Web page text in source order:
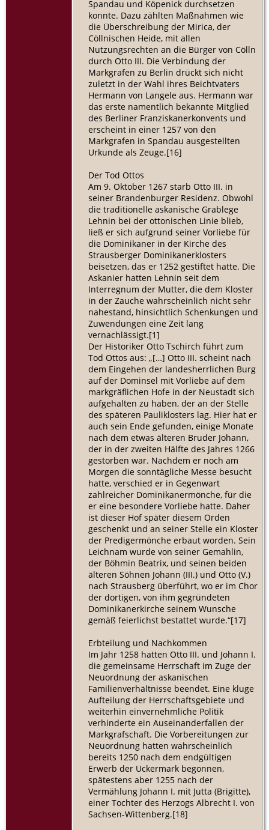
Spandau und Köpenick durchsetzen
konnte. Dazu zählten Maßnahmen wie
die Überschreibung der Mirica, der
Cöllnischen Heide, mit allen
Nutzungsrechten an die Bürger von Cölln
durch Otto III. Die Verbindung der
Markgrafen zu Berlin drückt sich nicht
zuletzt in der Wahl ihres Beichtvaters
Hermann von Langele aus. Hermann war
das erste namentlich bekannte Mitglied
des Berliner Franziskanerkonvents und
erscheint in einer 1257 von den
Markgrafen in Spandau ausgestellten
Urkunde als Zeuge.[16]
Der Tod Ottos
Am 9. Oktober 1267 starb Otto III. in
seiner Brandenburger Residenz. Obwohl
die traditionelle askanische Grablege
Lehnin bei der ottonischen Linie blieb,
ließ er sich aufgrund seiner Vorliebe für
die Dominikaner in der Kirche des
Strausberger Dominikanerklosters
beisetzen, das er 1252 gestiftet hatte. Die
Askanier hatten Lehnin seit dem
Interregnum der Mutter, die dem Kloster
in der Zauche wahrscheinlich nicht sehr
nahestand, hinsichtlich Schenkungen und
Zuwendungen eine Zeit lang
vernachlässigt.[1]
Der Historiker Otto Tschirch führt zum
Tod Ottos aus: „[…] Otto III. scheint nach
dem Eingehen der landesherrlichen Burg
auf der Dominsel mit Vorliebe auf dem
markgräflichen Hofe in der Neustadt sich
aufgehalten zu haben, der an der Stelle
des späteren Pauliklosters lag. Hier hat er
auch sein Ende gefunden, einige Monate
nach dem etwas älteren Bruder Johann,
der in der zweiten Hälfte des Jahres 1266
gestorben war. Nachdem er noch am
Morgen die sonntägliche Messe besucht
hatte, verschied er in Gegenwart
zahlreicher Dominikanermönche, für die
er eine besondere Vorliebe hatte. Daher
ist dieser Hof später diesem Orden
geschenkt und an seiner Stelle ein Kloster
der Predigermönche erbaut worden. Sein
Leichnam wurde von seiner Gemahlin,
der Böhmin Beatrix, und seinen beiden
älteren Söhnen Johann (III.) und Otto (V.)
nach Strausberg überführt, wo er im Chor
der dortigen, von ihm gegründeten
Dominikanerkirche seinem Wunsche
gemäß feierlichst bestattet wurde.“[17]
Erbteilung und Nachkommen
Im Jahr 1258 hatten Otto III. und Johann I.
die gemeinsame Herrschaft im Zuge der
Neuordnung der askanischen
Familienverhältnisse beendet. Eine kluge
Aufteilung der Herrschaftsgebiete und
weiterhin einvernehmliche Politik
verhinderte ein Auseinanderfallen der
Markgrafschaft. Die Vorbereitungen zur
Neuordnung hatten wahrscheinlich
bereits 1250 nach dem endgültigen
Erwerb der Uckermark begonnen,
spätestens aber 1255 nach der
Vermählung Johann I. mit Jutta (Brigitte),
einer Tochter des Herzogs Albrecht I. von
Sachsen-Wittenberg.[18]